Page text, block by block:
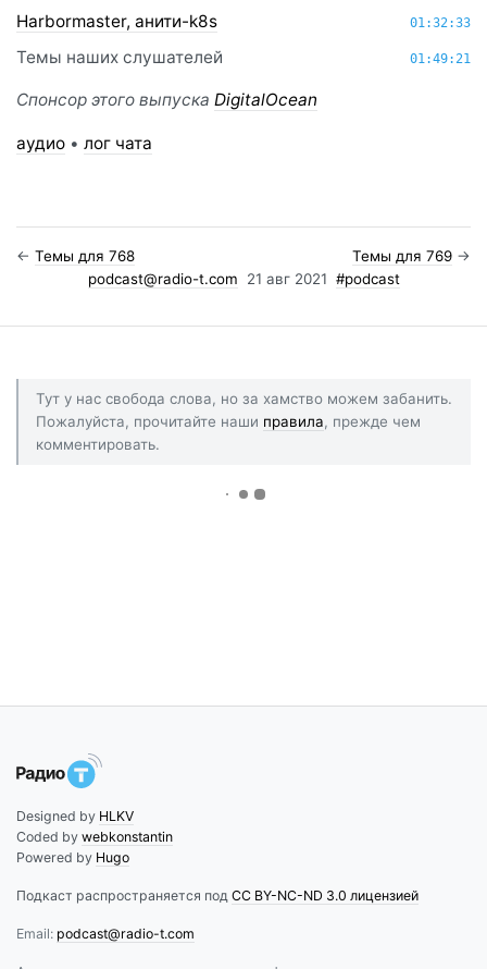
01:32:33
Harbormaster, анити-k8s
01:49:21
Темы наших слушателей
Спонсор этого выпуска DigitalOcean
аудио • лог чата
← Темы для 768 Темы для 769 →
podcast@radio-t.com
21 авг 2021 #podcast
Тут у нас свобода слова, но за хамство можем забанить.
Пожалуйста, прочитайте наши правила, прежде чем
комментировать.
Designed by HLKV
Coded by webkonstantin
Powered by Hugo
Подкаст распространяется под CC BY-NC-ND 3.0 лицензией
Email: podcast@radio-t.com